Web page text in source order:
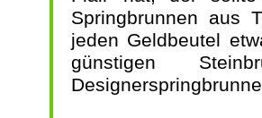
Springbrunnen aus
jeden Geldbeutel
günstigen